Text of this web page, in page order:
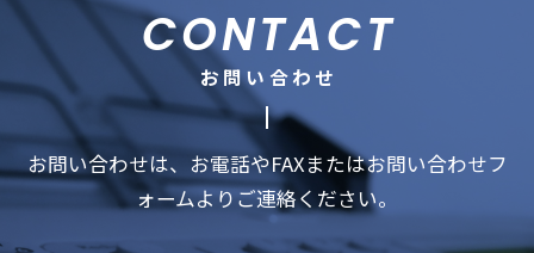
お問い合わせ
CONTACT
お問い合わせは、お電話やFAXまたはお問い合わせフ
ォームよりご連絡ください。